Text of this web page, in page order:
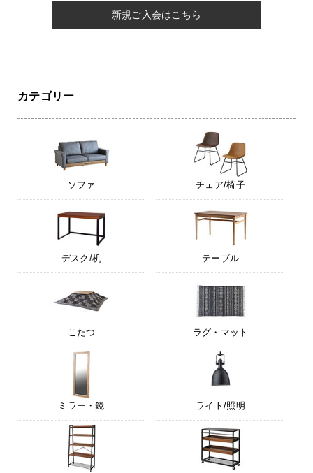
新規ご入会はこちら
カテゴリー
ソファ チェア/椅子
デスク/机 テーブル
こたつ ラグ・マット
ミラー・鏡 ライト/照明